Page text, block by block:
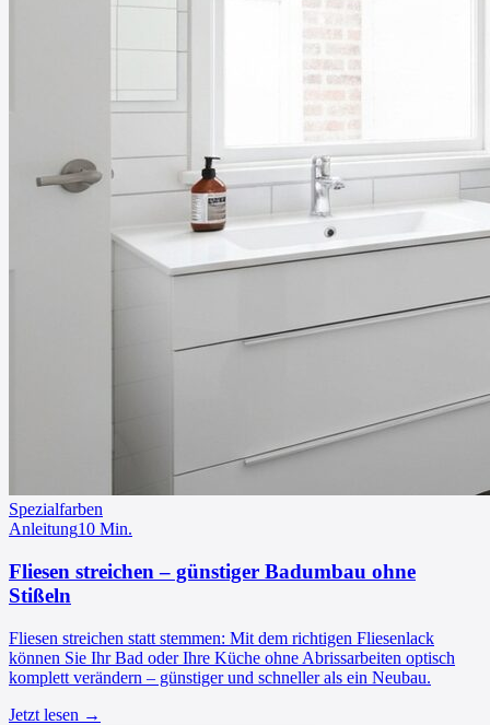
Spezialfarben
Anleitung10 Min.
Fliesen streichen – günstiger Badumbau ohne
Stißeln
Fliesen streichen statt stemmen: Mit dem richtigen Fliesenlack
können Sie Ihr Bad oder Ihre Küche ohne Abrissarbeiten optisch
komplett verändern – günstiger und schneller als ein Neubau.
Jetzt lesen →